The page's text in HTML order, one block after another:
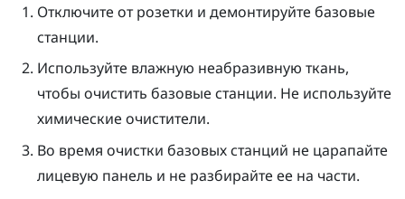
Отключите от розетки и демонтируйте базовые
станции.
Используйте влажную неабразивную ткань,
чтобы очистить базовые станции. Не используйте
химические очистители.
Во время очистки базовых станций не царапайте
лицевую панель и не разбирайте ее на части.